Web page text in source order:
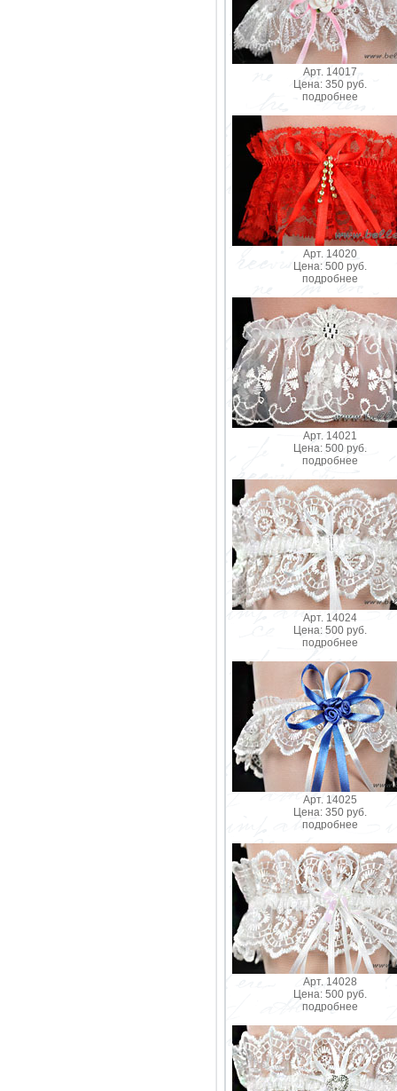
Арт. 14017
Цена: 350 руб.
подробнее
Арт. 14020
Цена: 500 руб.
подробнее
Арт. 14021
Цена: 500 руб.
подробнее
Арт. 14024
Цена: 500 руб.
подробнее
Арт. 14025
Цена: 350 руб.
подробнее
Арт. 14028
Цена: 500 руб.
подробнее